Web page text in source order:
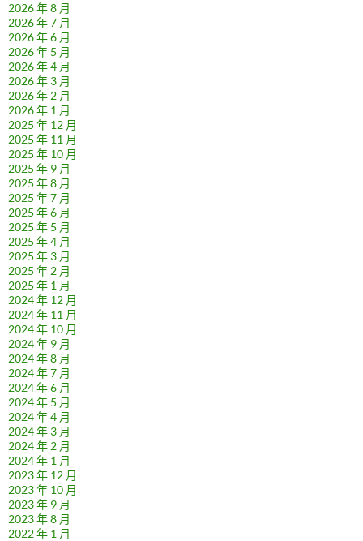
2026 年 8 月
2026 年 7 月
2026 年 6 月
2026 年 5 月
2026 年 4 月
2026 年 3 月
2026 年 2 月
2026 年 1 月
2025 年 12 月
2025 年 11 月
2025 年 10 月
2025 年 9 月
2025 年 8 月
2025 年 7 月
2025 年 6 月
2025 年 5 月
2025 年 4 月
2025 年 3 月
2025 年 2 月
2025 年 1 月
2024 年 12 月
2024 年 11 月
2024 年 10 月
2024 年 9 月
2024 年 8 月
2024 年 7 月
2024 年 6 月
2024 年 5 月
2024 年 4 月
2024 年 3 月
2024 年 2 月
2024 年 1 月
2023 年 12 月
2023 年 10 月
2023 年 9 月
2023 年 8 月
2022 年 1 月